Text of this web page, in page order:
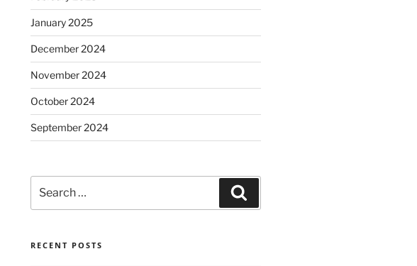
January 2025
December 2024
November 2024
October 2024
September 2024
for:
RECENT POSTS